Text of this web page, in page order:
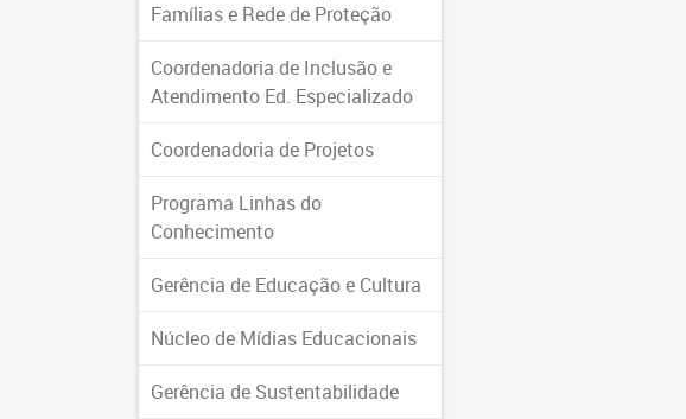
Famílias e Rede de Proteção
Coordenadoria de Inclusão e
Atendimento Ed. Especializado
Coordenadoria de Projetos
Programa Linhas do
Conhecimento
Gerência de Educação e Cultura
Núcleo de Mídias Educacionais
Gerência de Sustentabilidade